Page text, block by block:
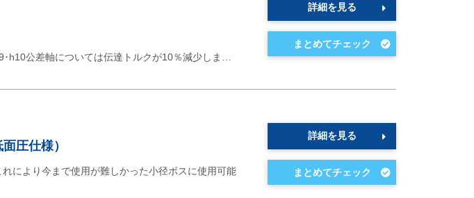
h10公差軸については伝達トルクが10％減少しま…
詳細を見る
圧仕様）
により今まで使用が難しかった小径ボスに使用可能
詳細を見る